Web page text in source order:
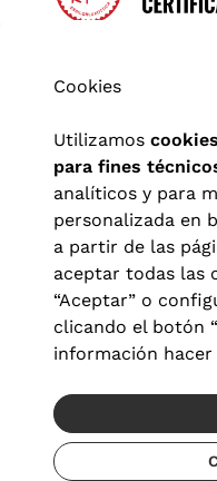
Aviso legal| Política de
Política de
Cookies
Utilizamos
para fines
analíticos y para
personalizada en
a partir de las
aceptar todas las
“Aceptar” o
clicando el botón
información hacer